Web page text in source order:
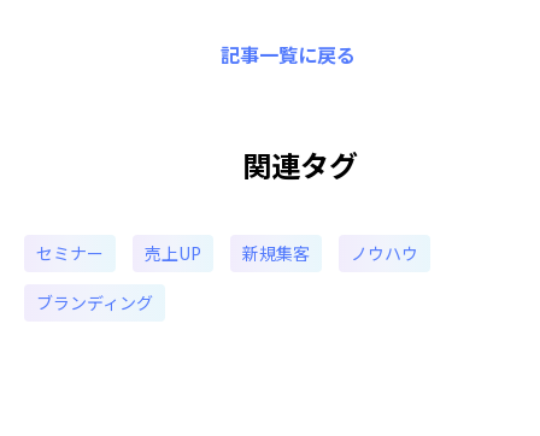
記事一覧に戻る
関連タグ
セミナー 売上UP 新規集客 ノウハウ
ブランディング